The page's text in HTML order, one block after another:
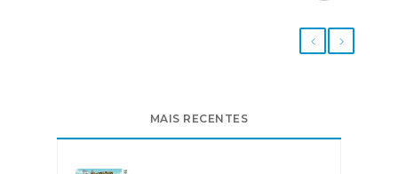
MAIS RECENTES